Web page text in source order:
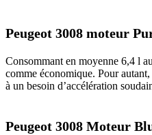
Peugeot 3008 moteur
Consommant en moyenne 6,4 l
comme économique. Pour
à un besoin d’accélération
Peugeot 3008 Moteur